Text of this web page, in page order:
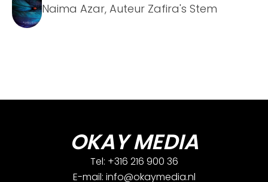
Naima Azar, Auteur Zafira's Stem
OKAY MEDIA
Tel: +316 216 900 36
E-mail: info@okaymedia.nl